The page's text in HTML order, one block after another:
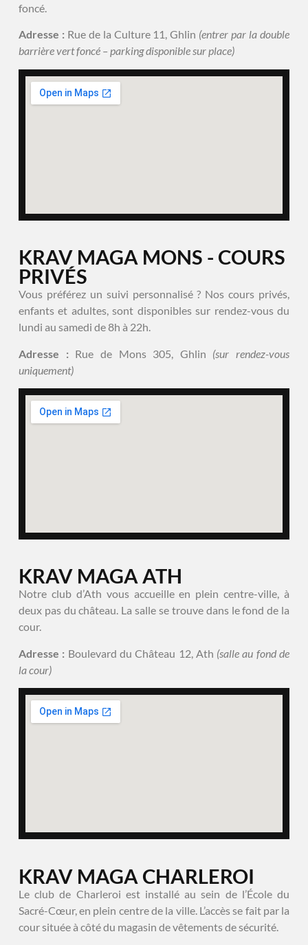
foncé.
Adresse : Rue de la Culture 11, Ghlin (entrer par la double
barrière vert foncé – parking disponible sur place)
KRAV MAGA MONS - COURS
PRIVÉS
Vous préférez un suivi personnalisé ? Nos cours privés,
enfants et adultes, sont disponibles sur rendez-vous du
lundi au samedi de 8h à 22h.
Adresse : Rue de Mons 305, Ghlin (sur rendez-vous
uniquement)
KRAV MAGA ATH
Notre club d’Ath vous accueille en plein centre-ville, à
deux pas du château. La salle se trouve dans le fond de la
cour.
Adresse : Boulevard du Château 12, Ath (salle au fond de
la cour)
KRAV MAGA CHARLEROI
Le club de Charleroi est installé au sein de l’École du
Sacré-Cœur, en plein centre de la ville. L’accès se fait par la
cour située à côté du magasin de vêtements de sécurité.